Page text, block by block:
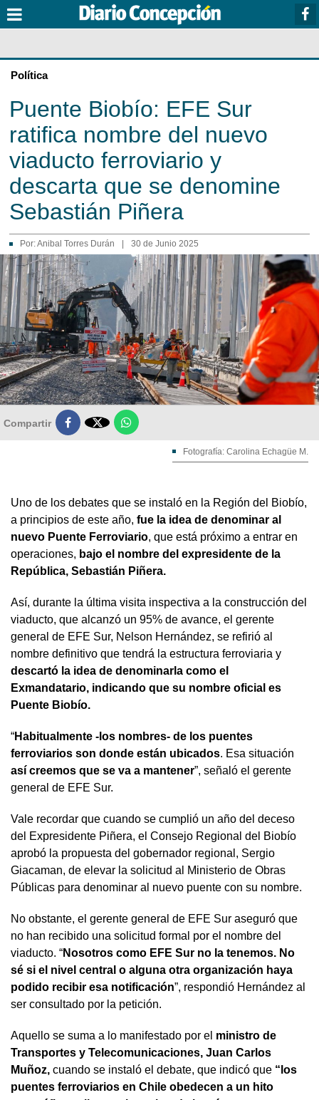
Política
Puente Biobío: EFE Sur
ratifica nombre del nuevo
viaducto ferroviario y
descarta que se denomine
Sebastián Piñera
Por:Anibal Torres Durán 30 de Junio 2025
Compartir 
Fotografía: Carolina Echagüe M.
Uno de los debates que se instaló en la Región del Biobío,
a principios de este año, fue la idea de denominar al
nuevo Puente Ferroviario, que está próximo a entrar en
operaciones, bajo el nombre del expresidente de la
República, Sebastián Piñera.
Así, durante la última visita inspectiva a la construcción del
viaducto, que alcanzó un 95% de avance, el gerente
general de EFE Sur, Nelson Hernández, se refirió al
nombre definitivo que tendrá la estructura ferroviaria y
descartó la idea de denominarla como el
Exmandatario, indicando que su nombre oficial es
Puente Biobío.
“Habitualmente -los nombres- de los puentes
ferroviarios son donde están ubicados. Esa situación
así creemos que se va a mantener”, señaló el gerente
general de EFE Sur.
Vale recordar que cuando se cumplió un año del deceso
del Expresidente Piñera, el Consejo Regional del Biobío
aprobó la propuesta del gobernador regional, Sergio
Giacaman, de elevar la solicitud al Ministerio de Obras
Públicas para denominar al nuevo puente con su nombre.
No obstante, el gerente general de EFE Sur aseguró que
no han recibido una solicitud formal por el nombre del
viaducto. “Nosotros como EFE Sur no la tenemos. No
sé si el nivel central o alguna otra organización haya
podido recibir esa notificación”, respondió Hernández al
ser consultado por la petición.
Aquello se suma a lo manifestado por el ministro de
Transportes y Telecomunicaciones, Juan Carlos
Muñoz, cuando se instaló el debate, que indicó que “los
puentes ferroviarios en Chile obedecen a un hito